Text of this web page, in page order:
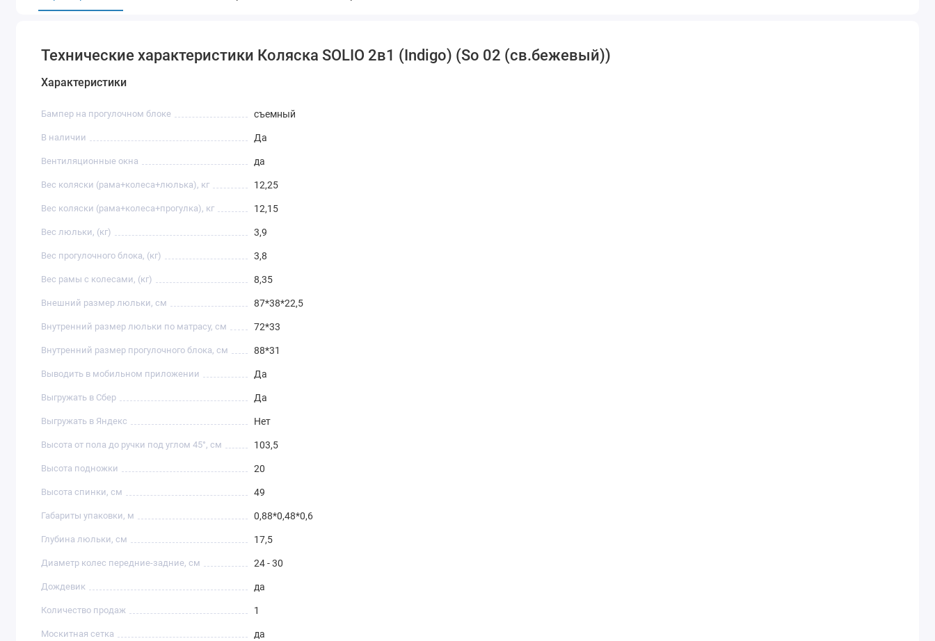
Технические характеристики Коляска SOLIO 2в1 (Indigo) (So 02 (св.бежевый))
Характеристики
Бампер на прогулочном блоке съемный
В наличии Да
Вентиляционные окна да
Вес коляски (рама+колеса+люлька), кг 12,25
Вес коляски (рама+колеса+прогулка), кг 12,15
Вес люльки, (кг) 3,9
Вес прогулочного блока, (кг) 3,8
Вес рамы с колесами, (кг) 8,35
Внешний размер люльки, см 87*38*22,5
Внутренний размер люльки по матрасу, см 72*33
Внутренний размер прогулочного блока, см 88*31
Выводить в мобильном приложении Да
Выгружать в Сбер Да
Выгружать в Яндекс Нет
Высота от пола до ручки под углом 45°, см 103,5
Высота подножки 20
Высота спинки, см 49
Габариты упаковки, м 0,88*0,48*0,6
Глубина люльки, см 17,5
Диаметр колес передние-задние, см 24 - 30
Дождевик да
Количество продаж 1
Москитная сетка да